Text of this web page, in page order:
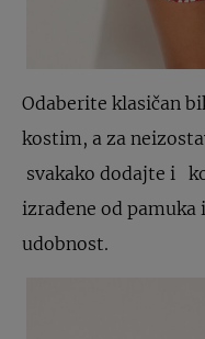
Odaberite klasičan
kostim, a za
svakako dodajte i
izrađene od
udobnost.